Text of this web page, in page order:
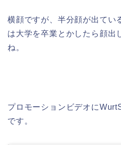
横顔ですが、半分顔が出てい
は大学を卒業とかしたら顔出
ね。
プロモーションビデオに
です。